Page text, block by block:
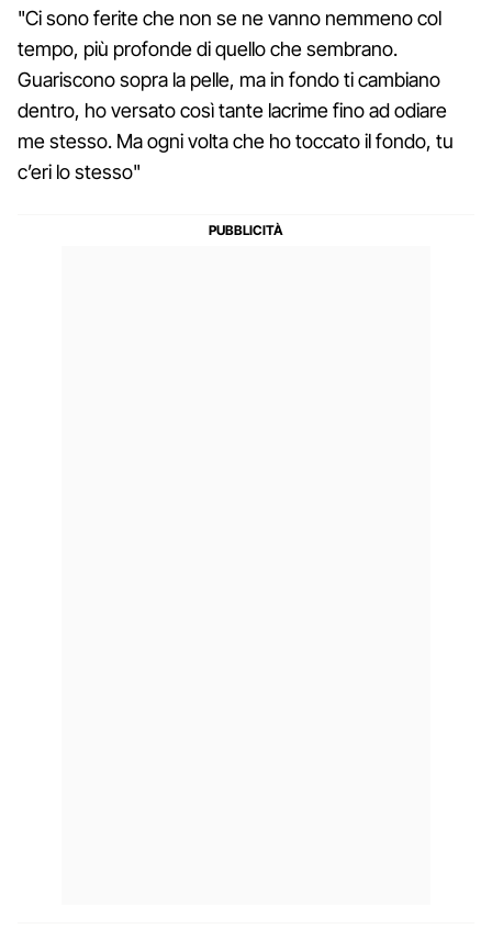
"Ci sono ferite che non se ne vanno nemmeno col
tempo, più profonde di quello che sembrano.
Guariscono sopra la pelle, ma in fondo ti cambiano
dentro, ho versato così tante lacrime fino ad odiare
me stesso. Ma ogni volta che ho toccato il fondo, tu
c’eri lo stesso"